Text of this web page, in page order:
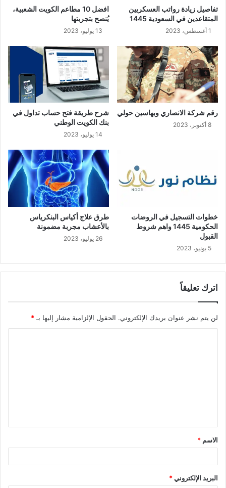
تفاصيل زيادة رواتب العسكريين
المتقاعدين في السعودية 1445
1 أغسطس، 2023
افضل 10 مطاعم الكويت الشعبية،
يُنصح بتجربتها
13 يوليو، 2023
رقم شركة الانصاري وبهاسين حولي
8 أكتوبر، 2023
شرح طريقة فتح حساب تداول في
بنك الكويت الوطني
14 يوليو، 2023
خطوات التسجيل في الروضات
الحكومية 1445 واهم شروط
القبول
5 يونيو، 2023
طرق علاج أكياس البنكرياس
بالأعشاب مجربة مضمونة
26 يوليو، 2023
اترك تعليقاً
لن يتم نشر عنوان بريدك الإلكتروني. الحقول الإلزامية مشار إليها بـ*
ق
*
الاسم *
البريد الإلكتروني*